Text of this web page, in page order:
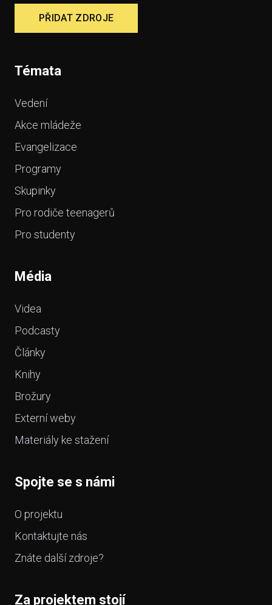
PŘIDAT ZDROJE
Témata
Vedení
Akce mládeže
Evangelizace
Programy
Skupinky
Pro rodiče teenagerů
Pro studenty
Média
Videa
Podcasty
Články
Knihy
Brožury
Externí weby
Materiály ke stažení
Spojte se s námi
O projektu
Kontaktujte nás
Znáte další zdroje?
Za projektem stojí